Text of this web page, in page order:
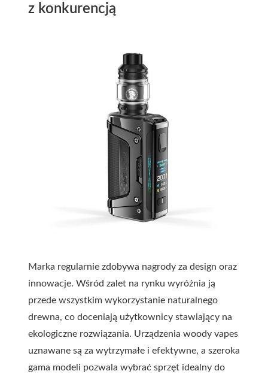
z konkurencją
Marka regularnie zdobywa nagrody za design oraz
innowacje. Wśród zalet na rynku wyróżnia ją
przede wszystkim wykorzystanie naturalnego
drewna, co doceniają użytkownicy stawiający na
ekologiczne rozwiązania. Urządzenia woody vapes
uznawane są za wytrzymałe i efektywne, a szeroka
gama modeli pozwala wybrać sprzęt idealny do